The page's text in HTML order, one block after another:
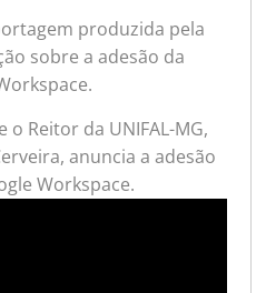
produzida pela
sobre a adesão da
Reitor da UNIFAL-MG,
anuncia a adesão
Workspace.